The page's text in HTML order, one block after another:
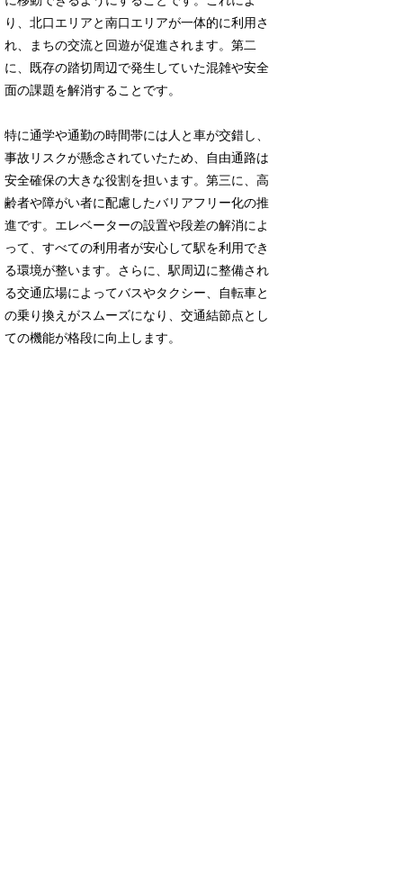
り、北口エリアと南口エリアが一体的に利用さ
れ、まちの交流と回遊が促進されます。第二
に、既存の踏切周辺で発生していた混雑や安全
面の課題を解消することです。
特に通学や通勤の時間帯には人と車が交錯し、
事故リスクが懸念されていたため、自由通路は
安全確保の大きな役割を担います。第三に、高
齢者や障がい者に配慮したバリアフリー化の推
進です。エレベーターの設置や段差の解消によ
って、すべての利用者が安心して駅を利用でき
る環境が整います。さらに、駅周辺に整備され
る交通広場によってバスやタクシー、自転車と
の乗り換えがスムーズになり、交通結節点とし
ての機能が格段に向上します。